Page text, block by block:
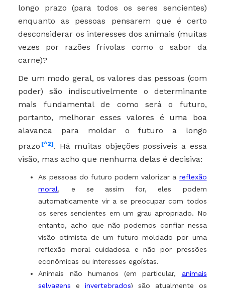
longo prazo (para todos os seres sencientes)
enquanto as pessoas pensarem que é certo
desconsiderar os interesses dos animais (muitas
vezes por razões frívolas como o sabor da
carne)?
De um modo geral, os valores das pessoas (com
poder) são indiscutivelmente o determinante
mais fundamental de como será o futuro,
portanto, melhorar esses valores é uma boa
alavanca para moldar o futuro a longo
prazo [^2]. Há muitas objeções possíveis a essa
visão, mas acho que nenhuma delas é decisiva:
As pessoas do futuro podem valorizar a reflexão
moral, e se assim for, eles podem
automaticamente vir a se preocupar com todos
os seres sencientes em um grau apropriado. No
entanto, acho que não podemos confiar nessa
visão otimista de um futuro moldado por uma
reflexão moral cuidadosa e não por pressões
econômicas ou interesses egoístas.
Animais não humanos (em particular, animais
selvagens einvertebrados) são atualmente os